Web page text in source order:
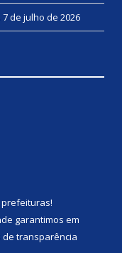
7 de julho de 2026
!
garantimos em
de transparência